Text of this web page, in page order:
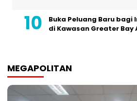
Buka Peluang Baru bagi
di Kawasan Greater Bay
MEGAPOLITAN